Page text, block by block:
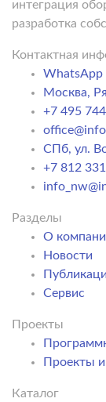
интеграция
разработка
Контактная
WhatsApp
Москва,
+7 495
СПб, ул.
+7 812
Разделы
О
Новости
Сервис
Проекты
Проекты
Каталог